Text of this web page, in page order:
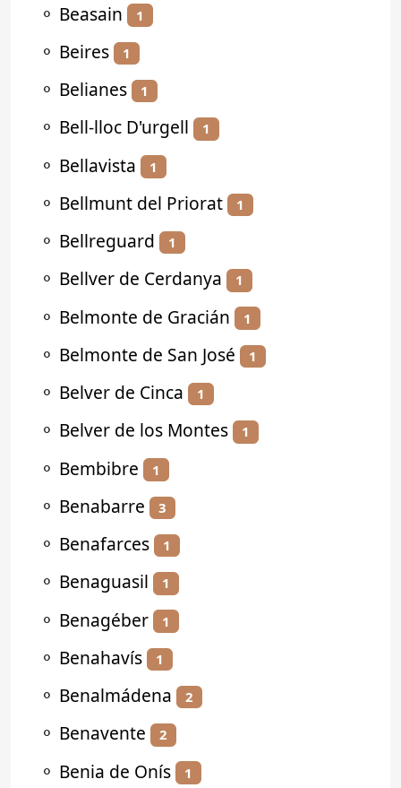
⚬ Beasain 1
⚬ Beires 1
⚬ Belianes 1
⚬ Bell-lloc D'urgell 1
⚬ Bellavista 1
⚬ Bellmunt del Priorat 1
⚬ Bellreguard 1
⚬ Bellver de Cerdanya 1
⚬ Belmonte de Gracián 1
⚬ Belmonte de San José 1
⚬ Belver de Cinca 1
⚬ Belver de los Montes 1
⚬ Bembibre 1
⚬ Benabarre 3
⚬ Benafarces 1
⚬ Benaguasil 1
⚬ Benagéber 1
⚬ Benahavís 1
⚬ Benalmádena 2
⚬ Benavente 2
⚬ Benia de Onís 1